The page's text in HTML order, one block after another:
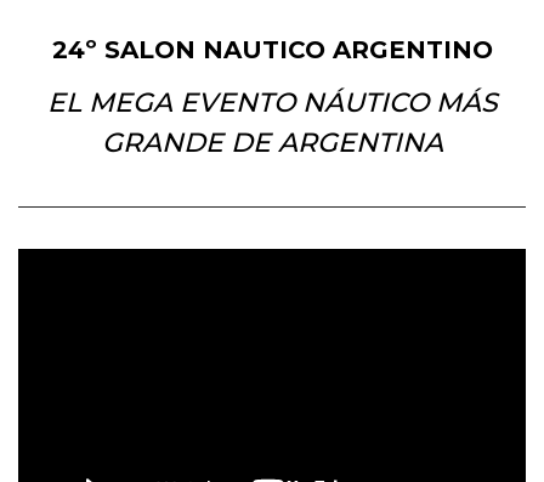
24º SALON NAUTICO ARGENTINO
EL MEGA EVENTO NÁUTICO MÁS
GRANDE DE ARGENTINA